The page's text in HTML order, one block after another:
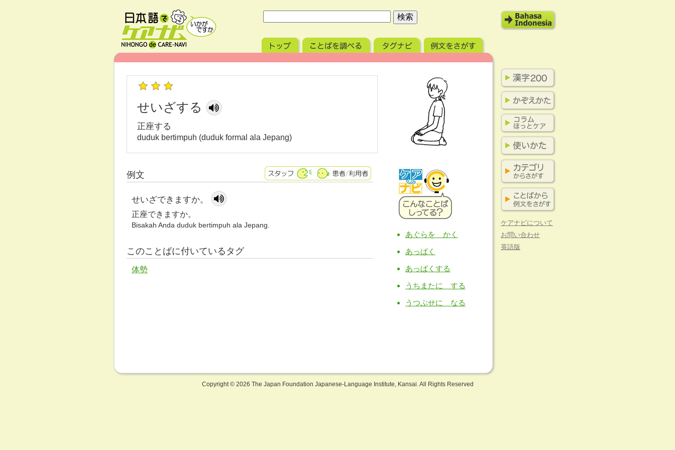
せいざする
正座する
duduk bertimpuh (duduk formal ala Jepang)
例文
せいざできますか。
正座できますか。
Bisakah Anda duduk bertimpuh ala Jepang.
このことばに付いているタグ
体勢
あぐらを かく
あっぱく
あっぱくする
うちまたに する
うつぶせに なる
ケアナビについて
お問い合わせ
英語版
Copyright © 2026 The Japan Foundation Japanese-Language Institute, Kansai. All Rights Reserved